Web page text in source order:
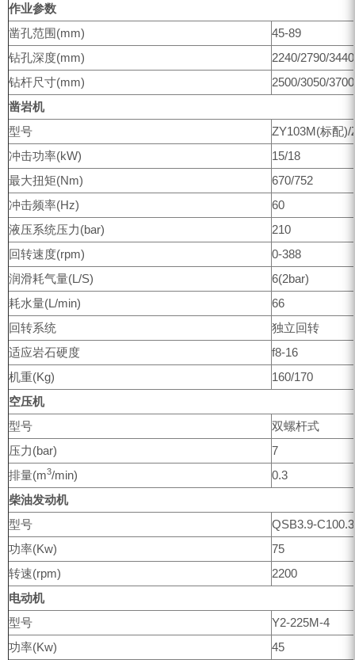
作业参数
凿孔范围(mm)
45-89
钻孔深度(mm)
2240/2790/3440
钻杆尺寸(mm)
2500/3050/3700
凿岩机
型号
ZY103M(标配)/
冲击功率(kW)
15/18
最大扭矩(Nm)
670/752
冲击频率(Hz)
60
液压系统压力(bar)
210
回转速度(rpm)
0-388
润滑耗气量(L/S)
6(2bar)
耗水量(L/min)
66
回转系统
独立回转
适应岩石硬度
f8-16
机重(Kg)
160/170
空压机
型号
双螺杆式
压力(bar)
7
排量(m3/min)
0.3
柴油发动机
型号
QSB3.9-
功率(Kw)
75
转速(rpm)
2200
电动机
型号
Y2-225M-4
功率(Kw)
45